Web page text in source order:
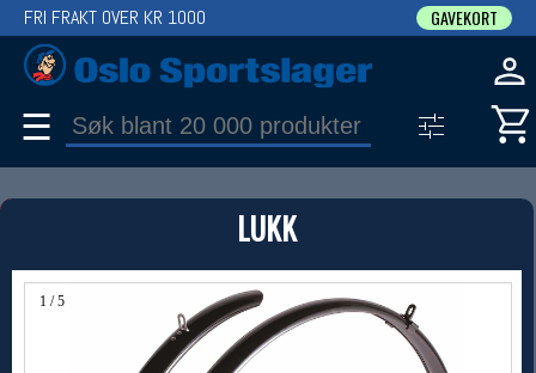
LUKK
1 / 5
FRI FRAKT OVER KR 1000 GAVEKORT
☰
PRODUKT
Produkter (1)
Bruk filter til å spisse søket